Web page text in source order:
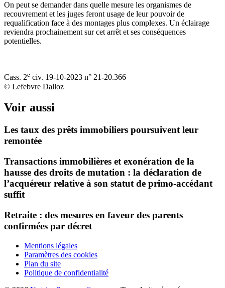
On peut se demander dans quelle mesure les organismes de
recouvrement et les juges feront usage de leur pouvoir de
requalification face à des montages plus complexes. Un éclairage
reviendra prochainement sur cet arrêt et ses conséquences
potentielles.
Cass. 2e civ. 19‑10‑2023 n° 21‑20.366
© Lefebvre Dalloz
Voir aussi
Les taux des prêts immobiliers poursuivent leur
remontée
Transactions immobilières et exonération de la
hausse des droits de mutation : la déclaration de
l’acquéreur relative à son statut de primo-accédant
suffit
Retraite : des mesures en faveur des parents
confirmées par décret
Mentions légales
Paramètres des cookies
Plan du site
Politique de confidentialité